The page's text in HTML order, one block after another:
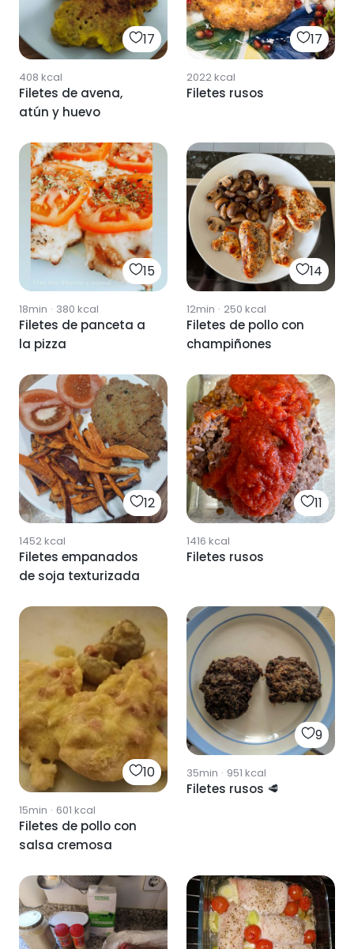
17
408 kcal
Filetes de avena,
atún y huevo
17
2022kcal
Filetes rusos
15
18min · 380 kcal
Filetes de panceta a
la pizza
14
12min · 250 kcal
Filetes de pollo con
champiñones
12
1452kcal
Filetes empanados
de soja texturizada
11
1416 kcal
Filetes rusos
10
15min · 601 kcal
Filetes de pollo con
salsa cremosa
9
35min · 951 kcal
Filetes rusos 🥩